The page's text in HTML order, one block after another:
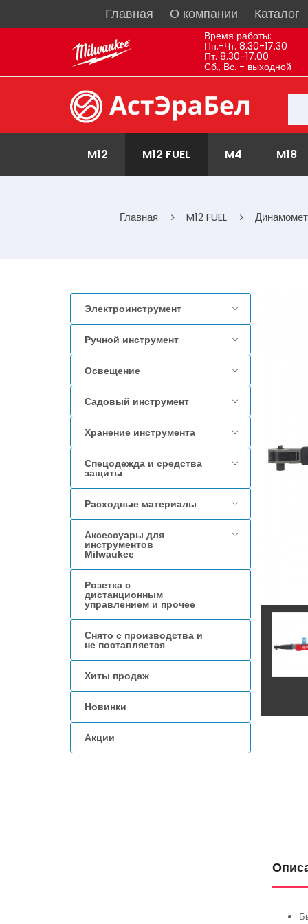
Главная О компании Каталог
Время работы:
Пн.-Чт. 8.30-17.30
Пт. 8.30-17.00
Сб., Вс. - выходной
M12 M12 FUEL M4 M18
Главная M12 FUEL
Электроинструмент
Ручной инструмент
Освещение
Садовый инструмент
Хранение инструмента
Спецодежда и средства
защиты
Расходные материалы
Аксессуары для
инструментов
Milwaukee
Розетка с
дистанционным
управлением и прочее
Снято с производства и
не поставляется
Хиты продаж
Новинки
Акции